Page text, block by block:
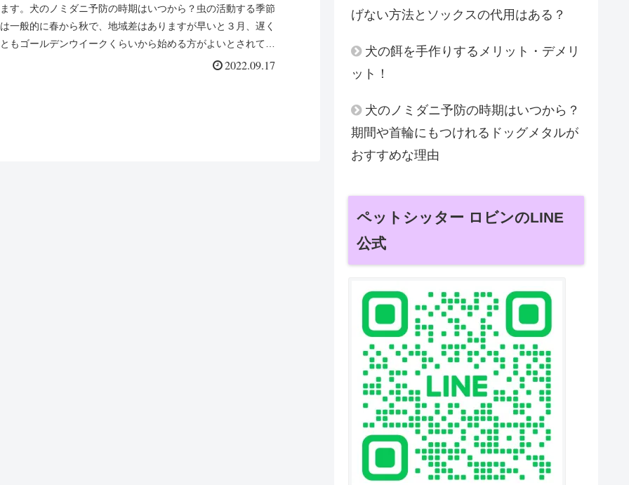
ます。犬のノミダニ予防の時期はいつから？虫の活動する季節
は一般的に春から秋で、地域差はありますが早いと３月、遅く
ともゴールデンウイークくらいから始める方がよいとされてい
2022.09.17
げない方法とソックスの代用はある？
犬の餌を手作りするメリット・デメリ
ット！
犬のノミダニ予防の時期はいつから？
期間や首輪にもつけれるドッグメタルが
おすすめな理由
ペットシッター ロビンのLINE
公式